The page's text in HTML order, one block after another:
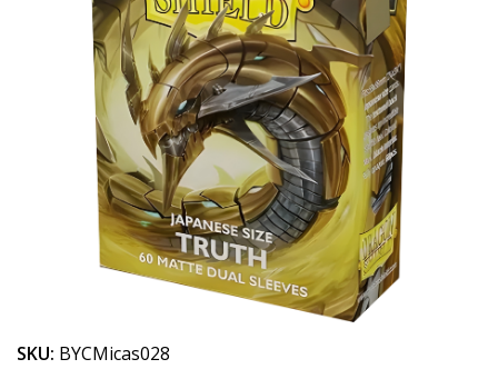
SKU: BYCMicas028